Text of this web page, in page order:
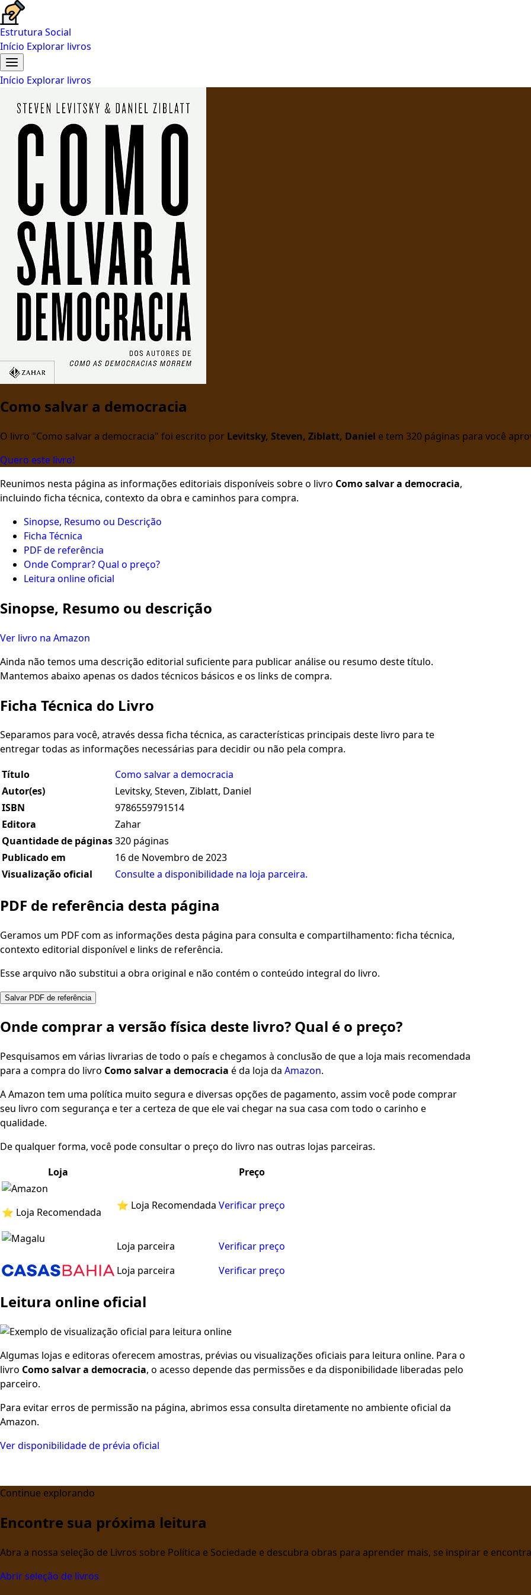
Estrutura Social
Início Explorar livros
Início Explorar livros
Como salvar a democracia
O livro "Como salvar a democracia" foi escrito por Levitsky, Steven, Ziblatt, Daniel e tem 320 páginas para você
Quero este livro!
Reunimos nesta página as informações editoriais disponíveis sobre o livro Como salvar a democracia,
incluindo ficha técnica, contexto da obra e caminhos para compra.
Sinopse, Resumo ou Descrição
Ficha Técnica
PDF de referência
Onde Comprar? Qual o preço?
Leitura online oficial
Sinopse, Resumo ou descrição
Ver livro na Amazon
Ainda não temos uma descrição editorial suficiente para publicar análise ou resumo deste título.
Mantemos abaixo apenas os dados técnicos básicos e os links de compra.
Ficha Técnica do Livro
Separamos para você, através dessa ficha técnica, as características principais deste livro para te
entregar todas as informações necessárias para decidir ou não pela compra.
Título
Como salvar a democracia
Autor(es)
Levitsky, Steven, Ziblatt, Daniel
ISBN
9786559791514
Editora
Zahar
Quantidade de páginas320 páginas
Publicado em
16 de Novembro de 2023
Visualização oficial
Consulte a disponibilidade na loja parceira.
PDF de referência desta página
Geramos um PDF com as informações desta página para consulta e compartilhamento: ficha técnica,
contexto editorial disponível e links de referência.
Esse arquivo não substitui a obra original e não contém o conteúdo integral do livro.
Salvar PDF de referência
Onde comprar a versão física deste livro? Qual é o preço?
Pesquisamos em várias livrarias de todo o país e chegamos à conclusão de que a loja mais recomendada
para a compra do livro Como salvar a democracia é da loja da Amazon.
A Amazon tem uma política muito segura e diversas opções de pagamento, assim você pode comprar
seu livro com segurança e ter a certeza de que ele vai chegar na sua casa com todo o carinho e
qualidade.
De qualquer forma, você pode consultar o preço do livro nas outras lojas parceiras.
Loja
Preço
⭐ Loja Recomendada
⭐ Loja Recomendada Verificar preço
Loja parceira
Verificar preço
Loja parceira
Verificar preço
Leitura online oficial
Algumas lojas e editoras oferecem amostras, prévias ou visualizações oficiais para leitura online. Para o
livro Como salvar a democracia, o acesso depende das permissões e da disponibilidade liberadas pelo
parceiro.
Para evitar erros de permissão na página, abrimos essa consulta diretamente no ambiente oficial da
Amazon.
Ver disponibilidade de prévia oficial
Continue explorando
Encontre sua próxima leitura
Abra a nossa seleção de Livros sobre Política e Sociedade e descubra obras para aprender mais, se inspirar e
Abrir seleção de livros